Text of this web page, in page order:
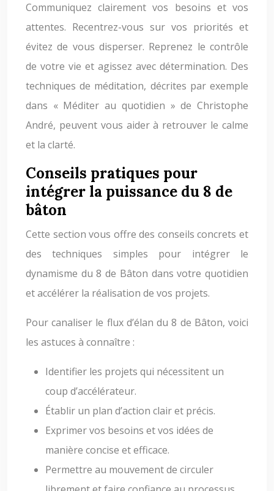
Communiquez clairement vos besoins et vos
attentes. Recentrez-vous sur vos priorités et
évitez de vous disperser. Reprenez le contrôle
de votre vie et agissez avec détermination. Des
techniques de méditation, décrites par exemple
dans « Méditer au quotidien » de Christophe
André, peuvent vous aider à retrouver le calme
et la clarté.
Conseils pratiques pour
intégrer la puissance du 8 de
bâton
Cette section vous offre des conseils concrets et
des techniques simples pour intégrer le
dynamisme du 8 de Bâton dans votre quotidien
et accélérer la réalisation de vos projets.
Pour canaliser le flux d’élan du 8 de Bâton, voici
les astuces à connaître :
Identifier les projets qui nécessitent un
coup d’accélérateur.
Établir un plan d’action clair et précis.
Exprimer vos besoins et vos idées de
manière concise et efficace.
Permettre au mouvement de circuler